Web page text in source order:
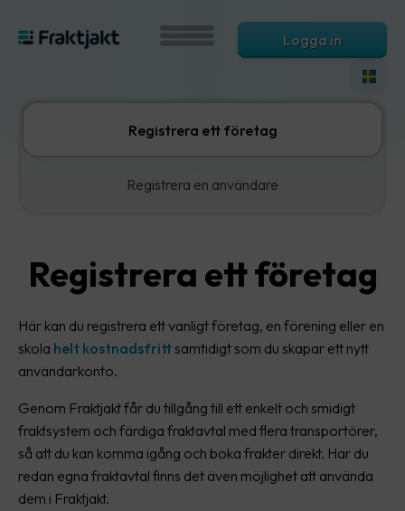
Logga in
Registrera ett företag
Registrera en användare
Registrera ett företag
Här kan du registrera ett vanligt företag, en förening eller en
skola helt kostnadsfrittsamtidigt som du skapar ett nytt
användarkonto.
Genom Fraktjakt får du tillgång till ett enkelt och smidigt
fraktsystem och färdiga fraktavtal med flera transportörer,
så att du kan komma igång och boka frakter direkt. Har du
redan egna fraktavtal finns det även möjlighet att använda
dem i Fraktjakt.